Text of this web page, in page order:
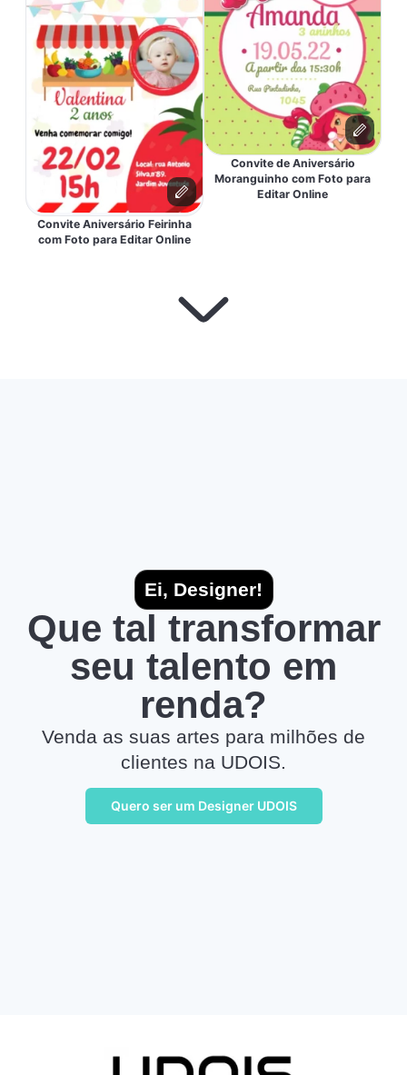
Convite Aniversário Feirinha
com Foto para Editar Online
Convite de Aniversário
Moranguinho com Foto para
Editar Online
Ei, Designer!
Que tal transformar
seu talento em
renda?
Venda as suas artes para milhões de
clientes na UDOIS.
Quero ser um Designer UDOIS